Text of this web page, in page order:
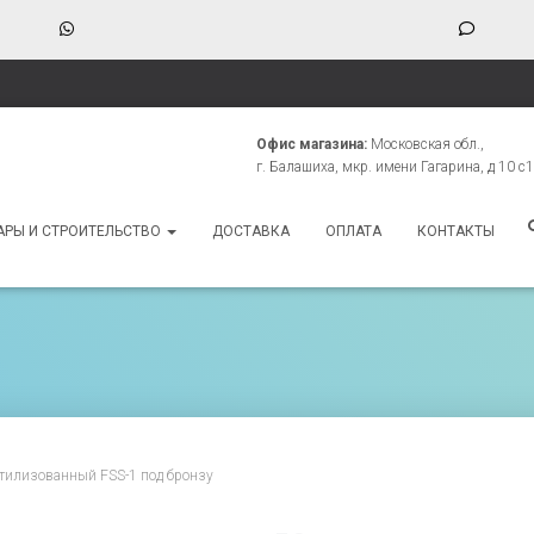
Офис магазина: Московская обл.,
г. Балашиха, мкр. имени Гагарина, д 10 с1
И СТРОИТЕЛЬСТВО ДОСТАВКА ОПЛАТА КОНТАКТЫ
FSS-1 под бронзу